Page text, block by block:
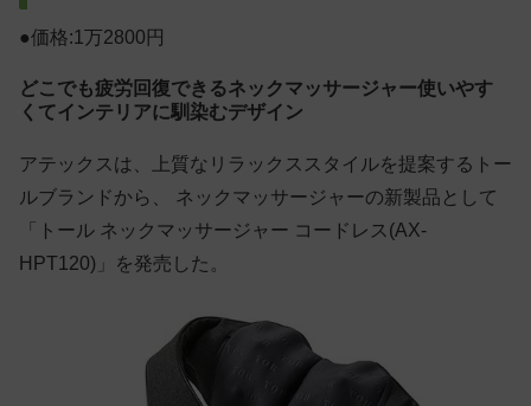
●価格:1万2800円
どこでも疲労回復できるネックマッサージャー使いやす
くてインテリアに馴染むデザイン
アテックスは、上質なリラックススタイルを提案するトー
ルブランドから、 ネックマッサージャーの新製品として
「トール ネックマッサージャー コードレス(AX-
HPT120)」を発売した。